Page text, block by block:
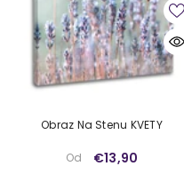
Obraz Na Stenu KVETY
Od €13,90